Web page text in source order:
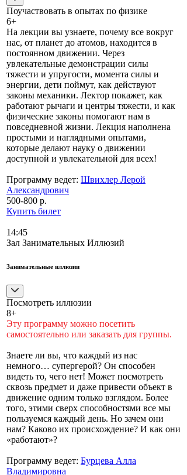
Поучаствовать в опытах по физике
6+
На лекции вы узнаете, почему все вокруг
нас, от планет до атомов, находится в
постоянном движении. Через
увлекательные демонстрации силы
тяжести и упругости, момента силы и
энергии, дети поймут, как действуют
законы механики. Лектор покажет, как
работают рычаги и центры тяжести, и как
физические законы помогают нам в
повседневной жизни. Лекция наполнена
простыми и наглядными опытами,
которые делают науку о движении
доступной и увлекательной для всех!
Программу ведет: Швихлер Лерой
Александрович
500-800 р.
Купить билет
14:45
Зал Занимательных Иллюзий
Занимательные иллюзии
Посмотреть иллюзии
8+
Эту программу можно посетить
самостоятельно или заказать для группы.
Знаете ли вы, что каждый из нас
немного… супергерой? Он способен
видеть то, чего нет! Может посмотреть
сквозь предмет и даже привести объект в
движение одним только взглядом. Более
того, этими сверх способностями все мы
пользуемся каждый день. Но зачем они
нам? Каково их происхождение? И как они
«работают»?
Программу ведет: Бурцева Алла
Владимировна